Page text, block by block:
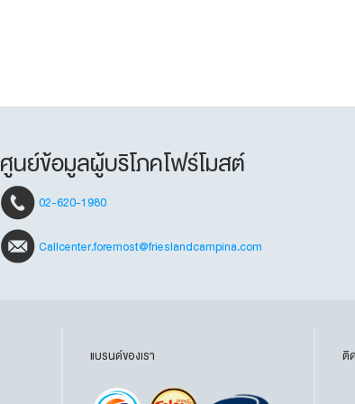
ศูนย์ข้อมูลผู้บริโภคโฟร์โมสต์
02-620-1980
Callcenter.foremost@frieslandcampina.com
แบรนด์ของเรา ติ